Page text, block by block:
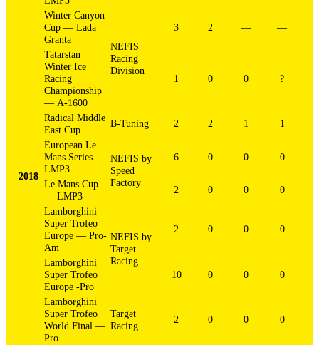
2018
Winter Canyon
Cup — Lada
Granta
NEFIS
Racing
Division
3 2 — —
Tatarstan
Winter Ice
Racing
Championship
— А-1600
1 0 0 ?
Radical Middle
East Cup
B-Tuning 2 2 1
1
European Le
Mans Series —
LMP3
NEFIS by
Speed
Factory
6 0 0 0
Le Mans Cup
— LMP3
2 0 0
0
Lamborghini
Super Trofeo
Europe — Pro-
Am
NEFIS by
Target
Racing
2 0 0 0
Lamborghini
Super Trofeo
Europe -Pro
10 0 0 0
Lamborghini
Super Trofeo
World Final —
Pro
Target
Racing
2 0 0 0